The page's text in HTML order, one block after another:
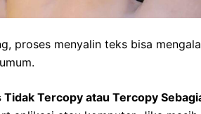
proses menyalin teks bisa
Tidak Tercopy atau Tercopy